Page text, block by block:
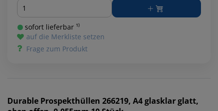
Menge
sofort lieferbar ¹⁾
auf die Merkliste setzen
Frage zum Produkt
Durable Prospekthüllen 266219, A4 glasklar glatt,